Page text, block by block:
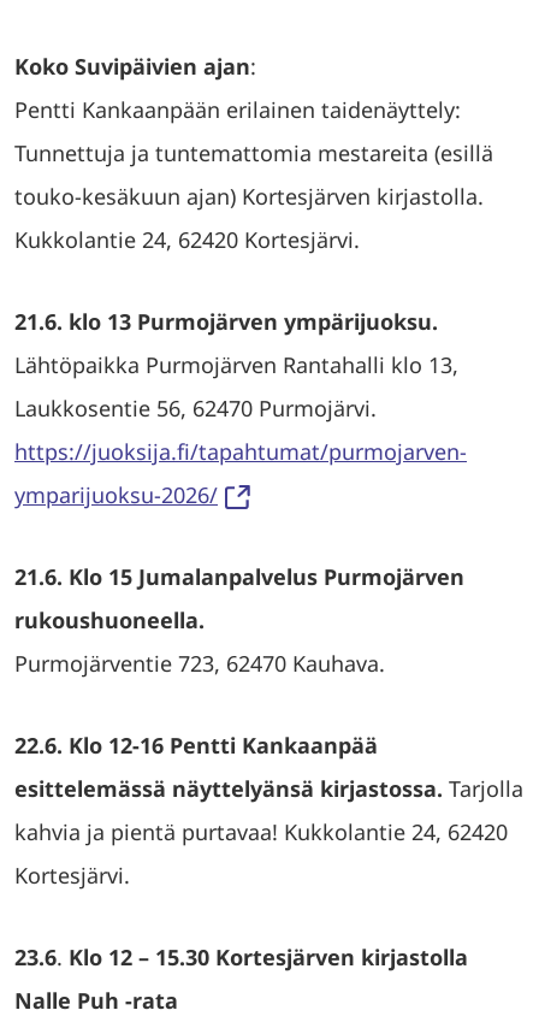
Koko Suvipäivien ajan:
Pentti Kankaanpään erilainen taidenäyttely:
Tunnettuja ja tuntemattomia mestareita (esillä
touko-kesäkuun ajan) Kortesjärven kirjastolla.
Kukkolantie 24, 62420 Kortesjärvi.
21.6. klo 13 Purmojärven ympärijuoksu.
Lähtöpaikka Purmojärven Rantahalli klo 13,
Laukkosentie 56, 62470 Purmojärvi.
https://juoksija.fi/tapahtumat/purmojarven-
ymparijuoksu-2026/
21.6. Klo 15 Jumalanpalvelus Purmojärven
rukoushuoneella.
Purmojärventie 723, 62470 Kauhava.
22.6. Klo 12-16 Pentti Kankaanpää
esittelemässä näyttelyänsä kirjastossa. Tarjolla
kahvia ja pientä purtavaa! Kukkolantie 24, 62420
Kortesjärvi.
23.6. Klo 12 – 15.30 Kortesjärven kirjastolla
Nalle Puh -rata